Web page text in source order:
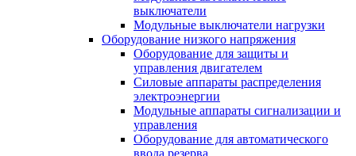
выключатели
Модульные выключатели нагрузки
Оборудование низкого напряжения
Оборудование для защиты и
управления двигателем
Силовые аппараты распределения
электроэнергии
Модульные аппараты сигнализации и
управления
Оборудование для автоматического
ввода резерва